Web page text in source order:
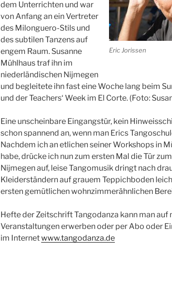
Eric Jorissen
dem Unterrichten und war
von Anfang an ein Vertreter
des Milonguero-Stils und
des subtilen Tanzens auf
engem Raum. Susanne
Mühlhaus traf ihn im
niederländischen Nijmegen
und begleitete ihn fast eine Woche lang beim
und der Teachers‘ Week im El Corte. (Foto:
Eine unscheinbare Eingangstür, kein
schon spannend an, wenn man Erics
Nachdem ich an etlichen seiner Workshops in
habe, drücke ich nun zum ersten Mal die Tür
Nijmegen auf, leise Tangomusik dringt nach
Kleiderständern auf grauem Teppichboden
ersten gemütlichen wohnzimmerähnlichen
Hefte der Zeitschrift Tangodanza kann man auf
Veranstaltungen erwerben oder per Abo oder
im Internetwww.tangodanza.de